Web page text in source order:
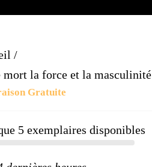
/
mort la force et la masculinité
Gratuite
5 exemplaires disponibles